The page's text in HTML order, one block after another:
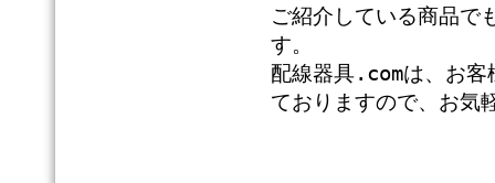
ご紹介している商品で
す。
配線器具.comは、お客
ておりますので、お気